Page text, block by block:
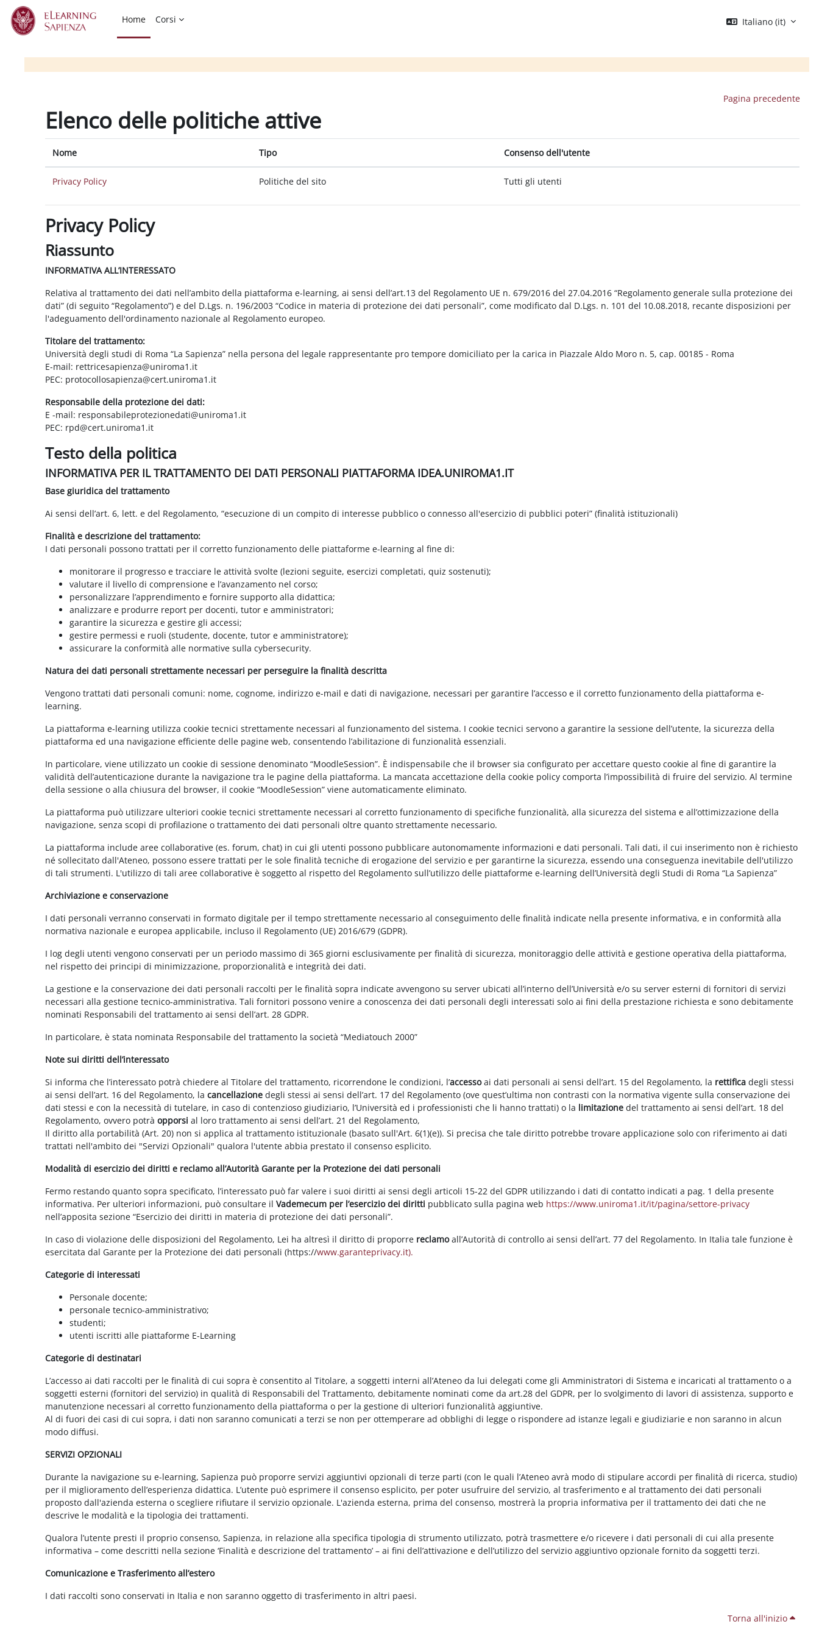
Vai al contenuto principale
Home
Corsi Italiano ‎(it)‎
Pagina precedente
Elenco delle politiche attive
Nome Tipo Consenso dell'utente
Privacy Policy Politiche del sito Tutti gli utenti
Privacy Policy
Riassunto
INFORMATIVA ALL’INTERESSATO
Relativa al trattamento dei dati nell’ambito della piattaforma e-learning, ai sensi dell’art.13 del Regolamento UE n. 679/2016 del 27.04.2016 “Regolamento generale sulla protezione dei
dati” (di seguito “Regolamento”) e del D.Lgs. n. 196/2003 “Codice in materia di protezione dei dati personali”, come modificato dal D.Lgs. n. 101 del 10.08.2018, recante disposizioni per
l'adeguamento dell'ordinamento nazionale al Regolamento europeo.
Titolare del trattamento:
Università degli studi di Roma “La Sapienza” nella persona del legale rappresentante pro tempore domiciliato per la carica in Piazzale Aldo Moro n. 5, cap. 00185 - Roma
E-mail: rettricesapienza@uniroma1.it
PEC: protocollosapienza@cert.uniroma1.it
Responsabile della protezione dei dati:
E -mail: responsabileprotezionedati@uniroma1.it
PEC: rpd@cert.uniroma1.it
Testo della politica
INFORMATIVA PER IL TRATTAMENTO DEI DATI PERSONALI PIATTAFORMA IDEA.UNIROMA1.IT
Base giuridica del trattamento
Ai sensi dell’art. 6, lett. e del Regolamento, “esecuzione di un compito di interesse pubblico o connesso all'esercizio di pubblici poteri” (finalità istituzionali)
Finalità e descrizione del trattamento:
I dati personali possono trattati per il corretto funzionamento delle piattaforme e-learning al fine di:
monitorare il progresso e tracciare le attività svolte (lezioni seguite, esercizi completati, quiz sostenuti);
valutare il livello di comprensione e l’avanzamento nel corso;
personalizzare l’apprendimento e fornire supporto alla didattica;
analizzare e produrre report per docenti, tutor e amministratori;
garantire la sicurezza e gestire gli accessi;
gestire permessi e ruoli (studente, docente, tutor e amministratore);
assicurare la conformità alle normative sulla cybersecurity.
Natura dei dati personali strettamente necessari per perseguire la finalità descritta
Vengono trattati dati personali comuni: nome, cognome, indirizzo e-mail e dati di navigazione, necessari per garantire l’accesso e il corretto funzionamento della piattaforma e-
learning.
La piattaforma e-learning utilizza cookie tecnici strettamente necessari al funzionamento del sistema. I cookie tecnici servono a garantire la sessione dell’utente, la sicurezza della
piattaforma ed una navigazione efficiente delle pagine web, consentendo l’abilitazione di funzionalità essenziali.
In particolare, viene utilizzato un cookie di sessione denominato “MoodleSession”. È indispensabile che il browser sia configurato per accettare questo cookie al fine di garantire la
validità dell’autenticazione durante la navigazione tra le pagine della piattaforma. La mancata accettazione della cookie policy comporta l’impossibilità di fruire del servizio. Al termine
della sessione o alla chiusura del browser, il cookie “MoodleSession” viene automaticamente eliminato.
La piattaforma può utilizzare ulteriori cookie tecnici strettamente necessari al corretto funzionamento di specifiche funzionalità, alla sicurezza del sistema e all’ottimizzazione della
navigazione, senza scopi di profilazione o trattamento dei dati personali oltre quanto strettamente necessario.
La piattaforma include aree collaborative (es. forum, chat) in cui gli utenti possono pubblicare autonomamente informazioni e dati personali. Tali dati, il cui inserimento non è richiesto
né sollecitato dall'Ateneo, possono essere trattati per le sole finalità tecniche di erogazione del servizio e per garantirne la sicurezza, essendo una conseguenza inevitabile dell'utilizzo
di tali strumenti. L'utilizzo di tali aree collaborative è soggetto al rispetto del Regolamento sull’utilizzo delle piattaforme e-learning dell’Università degli Studi di Roma “La Sapienza”
Archiviazione e conservazione
I dati personali verranno conservati in formato digitale per il tempo strettamente necessario al conseguimento delle finalità indicate nella presente informativa, e in conformità alla
normativa nazionale e europea applicabile, incluso il Regolamento (UE) 2016/679 (GDPR).
I log degli utenti vengono conservati per un periodo massimo di 365 giorni esclusivamente per finalità di sicurezza, monitoraggio delle attività e gestione operativa della piattaforma,
nel rispetto dei principi di minimizzazione, proporzionalità e integrità dei dati.
La gestione e la conservazione dei dati personali raccolti per le finalità sopra indicate avvengono su server ubicati all’interno dell’Università e/o su server esterni di fornitori di servizi
necessari alla gestione tecnico-amministrativa. Tali fornitori possono venire a conoscenza dei dati personali degli interessati solo ai fini della prestazione richiesta e sono debitamente
nominati Responsabili del trattamento ai sensi dell’art. 28 GDPR.
In particolare, è stata nominata Responsabile del trattamento la società “Mediatouch 2000”
Note sui diritti dell’interessato
Si informa che l’interessato potrà chiedere al Titolare del trattamento, ricorrendone le condizioni, l’accessoai dati personali ai sensi dell’art. 15 del Regolamento, la rettificadegli stessi
ai sensi dell’art. 16 del Regolamento, lacancellazione degli stessi ai sensi dell’art. 17 del Regolamento (ove quest’ultima non contrasti con la normativa vigente sulla conservazione dei
dati stessi e con la necessità di tutelare, in caso di contenzioso giudiziario, l’Università ed i professionisti che li hanno trattati) o la limitazione del trattamento ai sensi dell’art. 18 del
Regolamento, ovvero potràopporsi al loro trattamento ai sensi dell’art. 21 del Regolamento,
Il diritto alla portabilità (Art. 20) non si applica al trattamento istituzionale (basato sull'Art. 6(1)(e)). Si precisa che tale diritto potrebbe trovare applicazione solo con riferimento ai dati
trattati nell'ambito dei "Servizi Opzionali" qualora l'utente abbia prestato il consenso esplicito.
Modalità di esercizio dei diritti e reclamo all’Autorità Garante per la Protezione dei dati personali
Fermo restando quanto sopra specificato, l’interessato può far valere i suoi diritti ai sensi degli articoli 15-22 del GDPR utilizzando i dati di contatto indicati a pag. 1 della presente
informativa. Per ulteriori informazioni, può consultare ilVademecum per l’esercizio dei diritti pubblicato sulla pagina web https://www.uniroma1.it/it/pagina/settore-privacy
nell’apposita sezione “Esercizio dei diritti in materia di protezione dei dati personali”.
In caso di violazione delle disposizioni del Regolamento, Lei ha altresì il diritto di proporre reclamoall’Autorità di controllo ai sensi dell’art. 77 del Regolamento. In Italia tale funzione è
esercitata dal Garante per la Protezione dei dati personali (https://www.garanteprivacy.it).
Categorie di interessati
Personale docente;
personale tecnico-amministrativo;
studenti;
utenti iscritti alle piattaforme E-Learning
Categorie di destinatari
L’accesso ai dati raccolti per le finalità di cui sopra è consentito al Titolare, a soggetti interni all’Ateneo da lui delegati come gli Amministratori di Sistema e incaricati al trattamento o a
soggetti esterni (fornitori del servizio) in qualità di Responsabili del Trattamento, debitamente nominati come da art.28 del GDPR, per lo svolgimento di lavori di assistenza, supporto e
manutenzione necessari al corretto funzionamento della piattaforma o per la gestione di ulteriori funzionalità aggiuntive.
Al di fuori dei casi di cui sopra, i dati non saranno comunicati a terzi se non per ottemperare ad obblighi di legge o rispondere ad istanze legali e giudiziarie e non saranno in alcun
modo diffusi.
SERVIZI OPZIONALI
Durante la navigazione su e-learning, Sapienza può proporre servizi aggiuntivi opzionali di terze parti (con le quali l’Ateneo avrà modo di stipulare accordi per finalità di ricerca, studio)
per il miglioramento dell’esperienza didattica. L’utente può esprimere il consenso esplicito, per poter usufruire del servizio, al trasferimento e al trattamento dei dati personali
proposto dall'azienda esterna o scegliere rifiutare il servizio opzionale. L'azienda esterna, prima del consenso, mostrerà la propria informativa per il trattamento dei dati che ne
descrive le modalità e la tipologia dei trattamenti.
Qualora l’utente presti il proprio consenso, Sapienza, in relazione alla specifica tipologia di strumento utilizzato, potrà trasmettere e/o ricevere i dati personali di cui alla presente
informativa – come descritti nella sezione ‘Finalità e descrizione del trattamento’ – ai fini dell’attivazione e dell’utilizzo del servizio aggiuntivo opzionale fornito da soggetti terzi.
Comunicazione e Trasferimento all’estero
I dati raccolti sono conservati in Italia e non saranno oggetto di trasferimento in altri paesi.
Torna all'inizio